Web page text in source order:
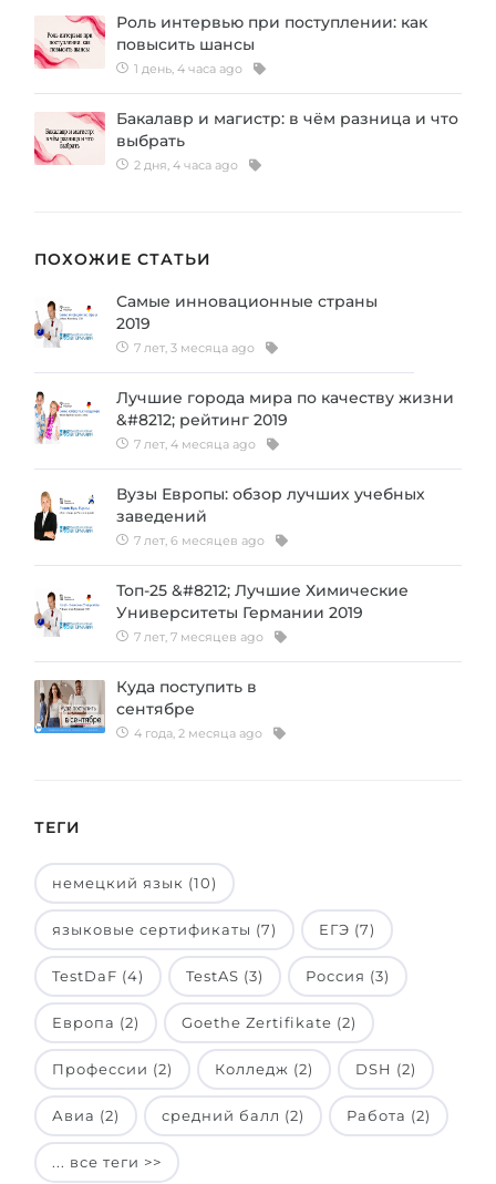
Роль интервью при поступлении: как
повысить шансы
1 день, 4 часа ago
Бакалавр и магистр: в чём разница и что
выбрать
2 дня, 4 часа ago
ПОХОЖИЕ СТАТЬИ
Самые инновационные страны
2019
7 лет, 3 месяца ago
Лучшие города мира по качеству жизни
&#8212; рейтинг 2019
7 лет, 4 месяца ago
Вузы Европы: обзор лучших учебных
заведений
7 лет, 6 месяцев ago
Топ-25 &#8212; Лучшие Химические
Университеты Германии 2019
7 лет, 7 месяцев ago
Куда поступить в
сентябре
4 года, 2 месяца ago
ТЕГИ
немецкий язык (10)
языковые сертификаты (7) ЕГЭ (7)
TestDaF (4) TestAS (3) Россия (3)
Европа (2) Goethe Zertifikate (2)
Профессии (2) Колледж (2) DSH (2)
Авиа (2) средний балл (2) Работа (2)
... все теги >>